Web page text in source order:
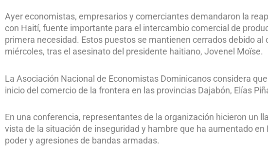
Ayer economistas, empresarios y comerciantes demandaron la
con Haití, fuente importante para el intercambio comercial de
primera necesidad. Estos puestos se mantienen cerrados debido al
miércoles, tras el asesinato del presidente haitiano, Jovenel Moïse.
La Asociación Nacional de Economistas Dominicanos considera
inicio del comercio de la frontera en las provincias Dajabón, Elías
En una conferencia, representantes de la organización hicieron un
vista de la situación de inseguridad y hambre que ha aumentado
poder y agresiones de bandas armadas.